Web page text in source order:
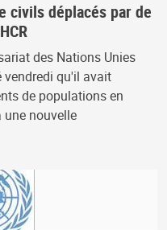
civils déplacés par de
des Nations Unies
vendredi qu'il avait
de populations en
une nouvelle